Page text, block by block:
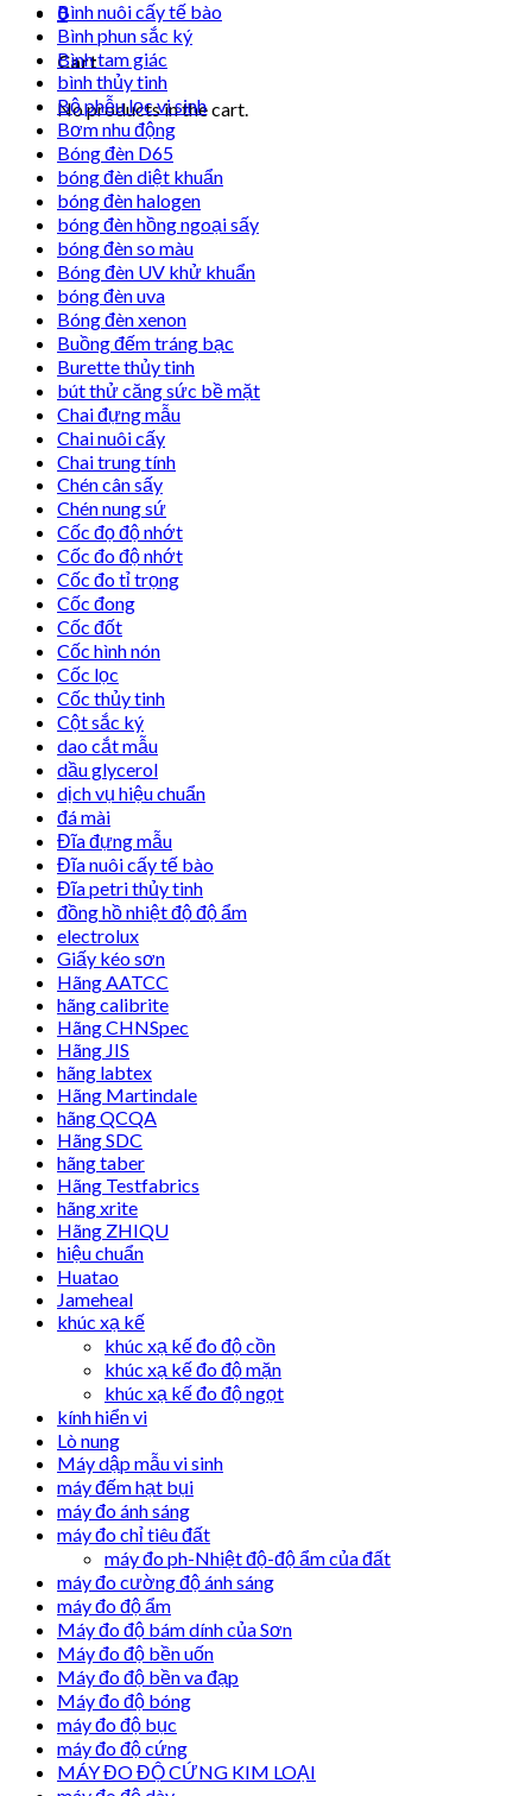
0
Cart
No products in the cart.
Bình nuôi cấy tế bào
Bình phun sắc ký
Bình tam giác
bình thủy tinh
Bộ phễu lọc vi sinh
Bơm nhu động
Bóng đèn D65
bóng đèn diệt khuẩn
bóng đèn halogen
bóng đèn hồng ngoại sấy
bóng đèn so màu
Bóng đèn UV khử khuẩn
bóng đèn uva
Bóng đèn xenon
Buồng đếm tráng bạc
Burette thủy tinh
bút thử căng sức bề mặt
Chai đựng mẫu
Chai nuôi cấy
Chai trung tính
Chén cân sấy
Chén nung sứ
Cốc đọ độ nhớt
Cốc đo độ nhớt
Cốc đo tỉ trọng
Cốc đong
Cốc đốt
Cốc hình nón
Cốc lọc
Cốc thủy tinh
Cột sắc ký
dao cắt mẫu
dầu glycerol
dịch vụ hiệu chuẩn
đá mài
Đĩa đựng mẫu
Đĩa nuôi cấy tế bào
Đĩa petri thủy tinh
đồng hồ nhiệt độ độ ẩm
electrolux
Giấy kéo sơn
Hãng AATCC
hãng calibrite
Hãng CHNSpec
Hãng JIS
hãng labtex
Hãng Martindale
hãng QCQA
Hãng SDC
hãng taber
Hãng Testfabrics
hãng xrite
Hãng ZHIQU
hiệu chuẩn
Huatao
Jameheal
khúc xạ kế
khúc xạ kế đo độ cồn
khúc xạ kế đo độ mặn
khúc xạ kế đo độ ngọt
kính hiển vi
Lò nung
Máy dập mẫu vi sinh
máy đếm hạt bụi
máy đo ánh sáng
máy đo chỉ tiêu đất
máy đo ph-Nhiệt độ-độ ẩm của đất
máy đo cường độ ánh sáng
máy đo độ ẩm
Máy đo độ bám dính của Sơn
Máy đo độ bền uốn
Máy đo độ bền va đạp
Máy đo độ bóng
máy đo độ bục
máy đo độ cứng
MÁY ĐO ĐỘ CỨNG KIM LOẠI